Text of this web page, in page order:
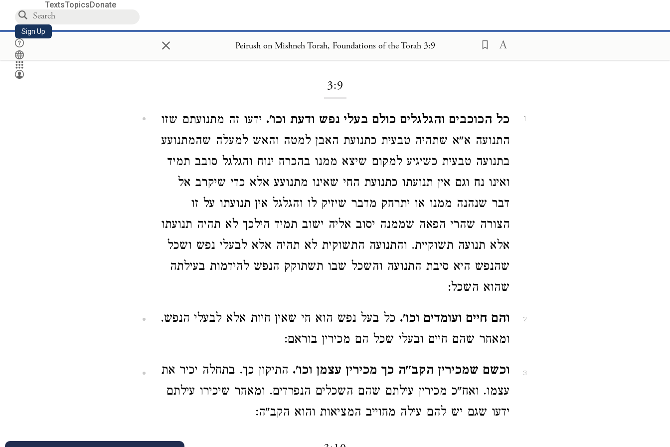
TextsTopicsDonate
Sign Up × Peirush on Mishneh Torah, Foundations of the Torah 3:9
3:9
1 כל הכוכבים והגלגלים כולם בעלי נפש ודעת וכו'. ידעו זה מתנועתם שזו
התנועה א"א שתהיה טבעית כתנועת האבן למטה והאש למעלה שהמתנועע
בתנועה טבעית כשיגיע למקום שיצא ממנו בהכרח ינוח והגלגל סובב תמיד
ואינו נח וגם אין תנועתו כתנועת החי שאינו מתנועע אלא כדי שיקרב אל
דבר שנהנה ממנו או יתרחק מדבר שיזיק לו והגלגל אין תנועתו על זו
הצורה שהרי הפאה שממנה יסוב אליה ישוב תמיד הילכך לא תהיה תנועתו
אלא תנועה תשוקיית. והתנועה התשוקית לא תהיה אלא לבעלי נפש ושכל
שהנפש היא סיבת התנועה והשכל שבו תשתוקק הנפש להידמות בעילתה
שהוא השכל:
2 והם חיים ועומדים וכו'. כל בעל נפש הוא חי שאין חיות אלא לבעלי הנפש.
ומאחר שהם חיים ובעלי שכל הם מכירין בוראם:
3 וכשם שמכירין הקב"ה כך מכירין עצמן וכו'. התיקון כך. בתחלה יכיר את
עצמו. ואח"כ מכירין עילתם שהם השכלים הנפרדים. ומאחר שיכירו עילתם
ידעו שגם יש להם עילה מחוייב המציאות והוא הקב"ה: